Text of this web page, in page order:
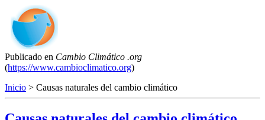
Publicado en Cambio Climático .org
(https://www.cambioclimatico.org)
Inicio > Causas naturales del cambio climático